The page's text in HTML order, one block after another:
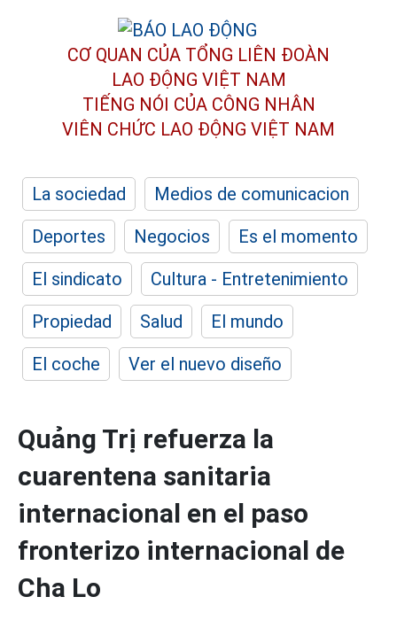
CƠ QUAN CỦA TỔNG LIÊN ĐOÀN
LAO ĐỘNG VIỆT NAM
TIẾNG NÓI CỦA CÔNG NHÂN
VIÊN CHỨC LAO ĐỘNG VIỆT NAM
La sociedad
Medios de comunicacion
Deportes
Negocios
Es el momento
El sindicato
Cultura - Entretenimiento
Propiedad
Salud
El mundo
El coche
Ver el nuevo diseño
Quảng Trị refuerza la
cuarentena sanitaria
internacional en el paso
fronterizo internacional de
Cha Lo